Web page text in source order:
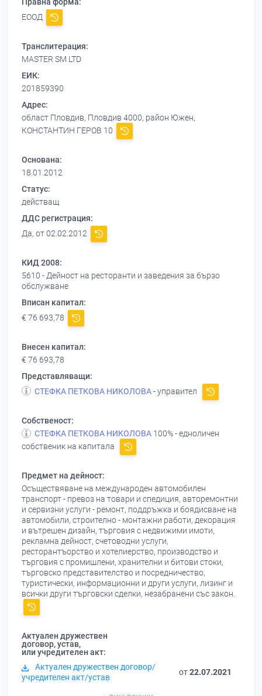
Правна форма:
ЕООД
Транслитерация:
MASTER SM LTD
ЕИК:
201859390
Адрес:
област Пловдив, Пловдив 4000, район Южен,
КОНСТАНТИН ГЕРОВ 10
Основана:
18.01.2012
Статус:
действащ
ДДС регистрация:
Да, от 02.02.2012
КИД 2008:
5610 - Дейност на ресторанти и заведения за бързо
обслужване
Вписан капитал:
€ 76 693,78
Внесен капитал:
€ 76 693,78
Представляващи:
СТЕФКА ПЕТКОВА НИКОЛОВА- управител
Собственост:
СТЕФКА ПЕТКОВА НИКОЛОВА 100% - едноличен
собственик на капитала
Предмет на дейност:
Осъществяване на международен автомобилен
транспорт - превоз на товари и спедиция, авторемонтни
и сервизни услуги - ремонт, поддръжка и боядисване на
автомобили, строително - монтажни работи, декорация
и вътрешен дизайн, търговия с недвижими имоти,
рекламна дейност, счетоводни услуги,
ресторантъорство и хотелиерство, производство и
търговия с промишлени, хранителни и битови стоки,
търговско представителство и посредничество,
туристически, информационни и други услуги, лизинг и
всички други търговски сделки, незабранени със закон.
Актуален дружествен
договор, устав,
или учредителен акт:
Актуален дружествен договор/
учредителен акт/устав
от22.07.2021